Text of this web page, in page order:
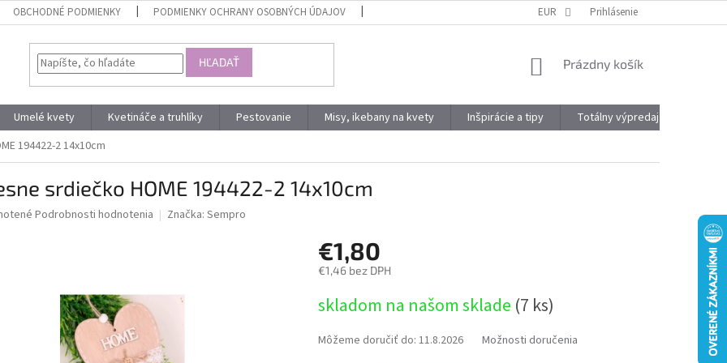
OBCHODNÉ PODMIENKY PODMIENKY OCHRANY OSOBNÝCH ÚDAJOV OBJEMOVÉ ZĽAVY VÝHODY REGISTRÁCIE
EUR Prihlásenie
HĽADAŤ
NÁKUPNÝ
Prázdny košík
Umelé kvety Kvetináče a truhlíky Pestovanie Misy, ikebany na kvety Inšpirácie a tipy Totálny výpredaj
194422-2 14x10cm
srdiečko HOME 194422-2 14x10cm
Podrobnosti hodnotenia Značka: Sempro
€1,80
€1,46 bez DPH
cena:
skladom na našom sklade (7 ks)
Môžeme doručiť do: 11.8.2026 Možnosti doručenia